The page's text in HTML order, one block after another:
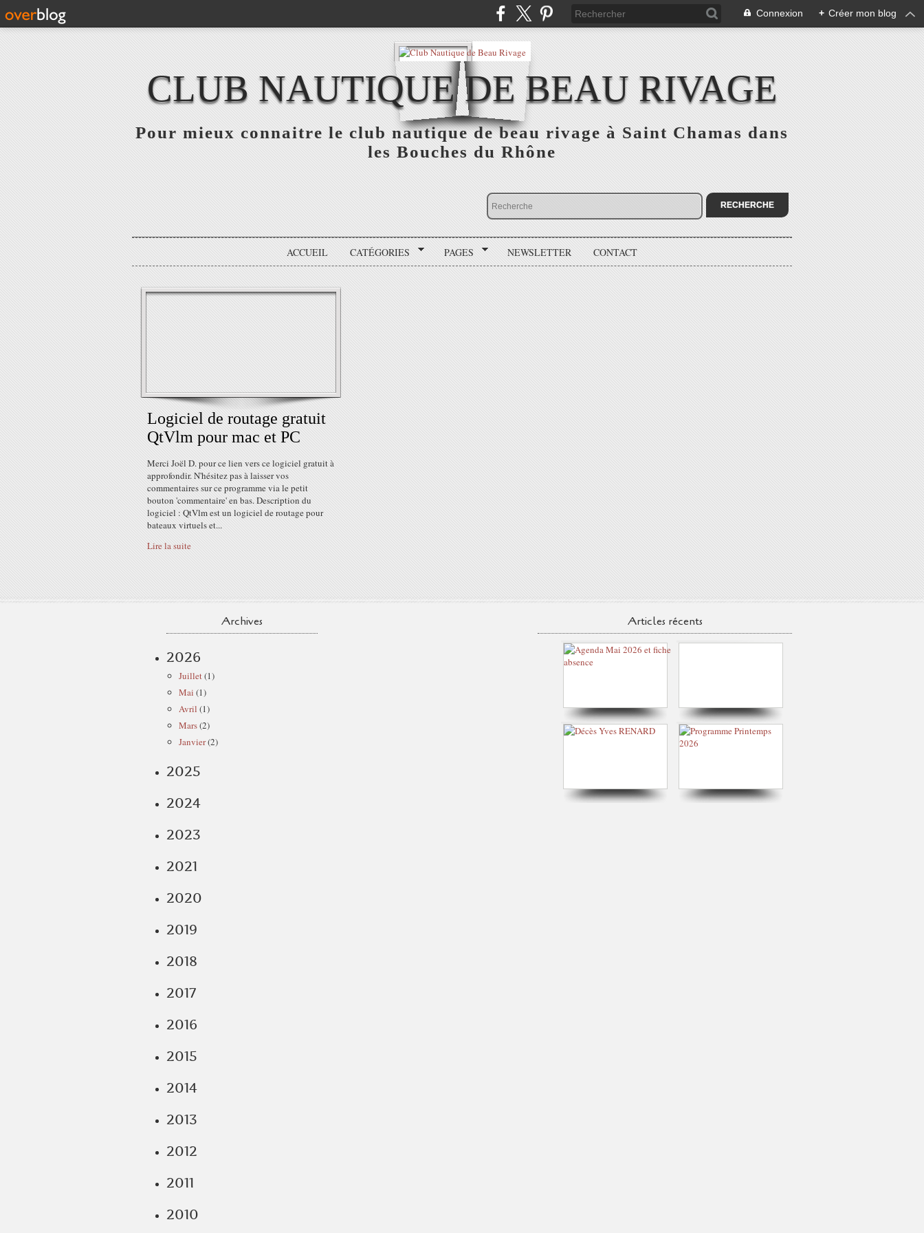
Connexion + Créer mon blog
CLUB NAUTIQUE DE BEAU RIVAGE
Pour mieux connaitre le club nautique de beau rivage à Saint Chamas dans
les Bouches du Rhône
ACCUEIL CATÉGORIES PAGES NEWSLETTER CONTACT
Logiciel de routage gratuit
QtVlm pour mac et PC
Merci Joël D. pour ce lien vers ce logiciel gratuit à
approfondir. N'hésitez pas à laisser vos
commentaires sur ce programme via le petit
bouton 'commentaire' en bas. Description du
logiciel : QtVlm est un logiciel de routage pour
bateaux virtuels et...
Lire la suite
Archives
2026
Juillet(1)
Mai (1)
Avril (1)
Mars(2)
Janvier(2)
2025
2024
2023
2021
2020
2019
2018
2017
2016
2015
2014
2013
2012
2011
2010
Articles récents